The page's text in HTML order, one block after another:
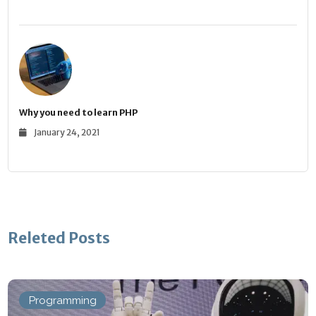
Why you need to learn PHP
January 24, 2021
Releted Posts
Programming